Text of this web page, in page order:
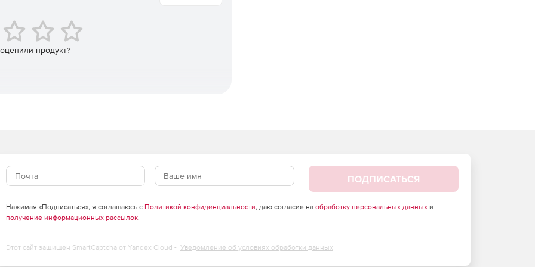
1604 (4 дня)
Common Edition и Astra Linux Special Edition.
курс ALSE-1608 (2 дня)
как начинающим так и тем, кто планирует переход на
работа с средствами виртуализации и ПК СВ
продукт?
ПОДПИСАТЬСЯ
Нажимая «Подписаться», я соглашаюсь с Политикой конфиденциальности, даю согласие на обработку персональных данныхи
получение информационных рассылок.
Этот сайт защищен SmartCaptcha от Yandex Cloud - Уведомление об условиях обработки данных